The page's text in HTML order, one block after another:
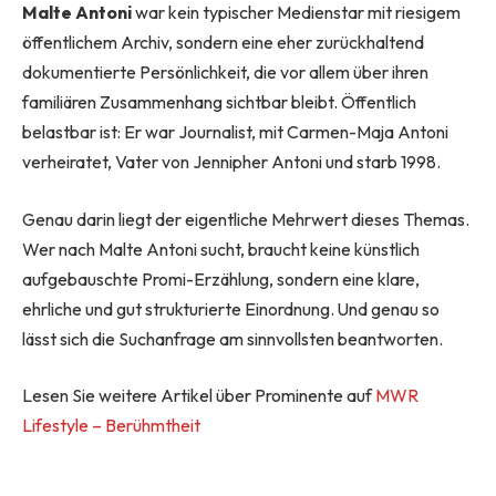
Malte Antoniwar kein typischer Medienstar mit riesigem
öffentlichem Archiv, sondern eine eher zurückhaltend
dokumentierte Persönlichkeit, die vor allem über ihren
familiären Zusammenhang sichtbar bleibt. Öffentlich
belastbar ist: Er war Journalist, mit Carmen-Maja Antoni
verheiratet, Vater von Jennipher Antoni und starb 1998.
Genau darin liegt der eigentliche Mehrwert dieses Themas.
Wer nach Malte Antoni sucht, braucht keine künstlich
aufgebauschte Promi-Erzählung, sondern eine klare,
ehrliche und gut strukturierte Einordnung. Und genau so
lässt sich die Suchanfrage am sinnvollsten beantworten.
Lesen Sie weitere Artikel über Prominente aufMWR
Lifestyle – Berühmtheit